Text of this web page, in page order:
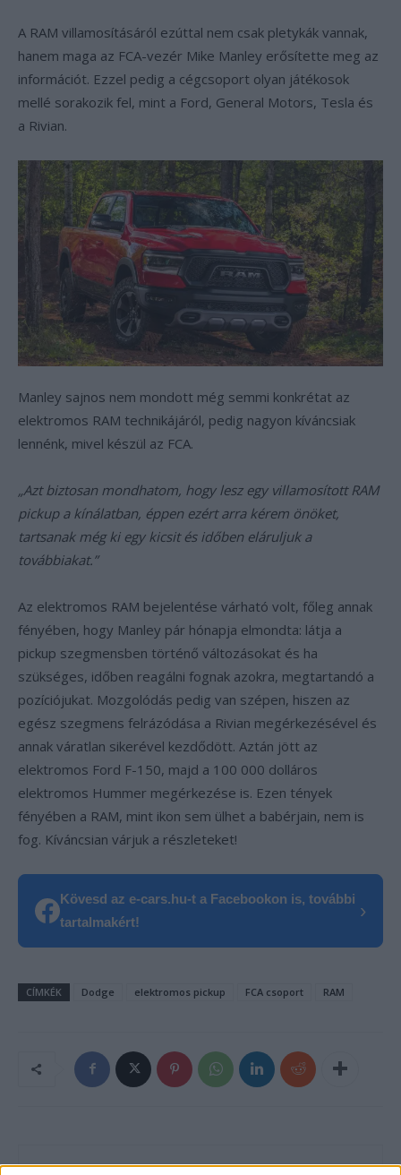
A RAM villamosításáról ezúttal nem csak pletykák vannak,
hanem maga az FCA-vezér Mike Manley erősítette meg az
információt. Ezzel pedig a cégcsoport olyan játékosok
mellé sorakozik fel, mint a Ford, General Motors, Tesla és
a Rivian.
Manley sajnos nem mondott még semmi konkrétat az
elektromos RAM technikájáról, pedig nagyon kíváncsiak
lennénk, mivel készül az FCA.
„Azt biztosan mondhatom, hogy lesz egy villamosított RAM
pickup a kínálatban, éppen ezért arra kérem önöket,
tartsanak még ki egy kicsit és időben eláruljuk a
továbbiakat.”
Az elektromos RAM bejelentése várható volt, főleg annak
fényében, hogy Manley pár hónapja elmondta: látja a
pickup szegmensben történő változásokat és ha
szükséges, időben reagálni fognak azokra, megtartandó a
pozíciójukat. Mozgolódás pedig van szépen, hiszen az
egész szegmens felrázódása a Rivian megérkezésével és
annak váratlan sikerével kezdődött. Aztán jött az
elektromos Ford F-150, majd a 100 000 dolláros
elektromos Hummer megérkezése is. Ezen tények
fényében a RAM, mint ikon sem ülhet a babérjain, nem is
fog. Kíváncsian várjuk a részleteket!
Kövesd az e-cars.hu-t a Facebookon is, további
tartalmakért!
›
CÍMKÉK Dodge elektromos pickup FCA csoport RAM